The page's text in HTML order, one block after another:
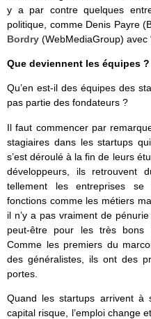
y a par contre quelques
politique, comme Denis Payre
Bordry (WebMediaGroup) avec
Que deviennent les équipes ?
Qu’en est-il des équipes des
pas partie des fondateurs ?
Il faut commencer par
stagiaires dans les startups
s’est déroulé à la fin de leurs
développeurs, ils retrouvent
tellement les entreprises
fonctions comme les métiers
il n’y a pas vraiment de
peut-être pour les très bons
Comme les premiers du
des généralistes, ils ont des
portes.
Quand les startups arrivent à
capital risque, l’emploi change